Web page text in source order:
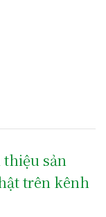
thiệu sản
trên kênh